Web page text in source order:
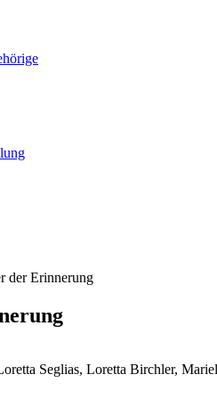
der Erinnerung
Seglias, Loretta Birchler,